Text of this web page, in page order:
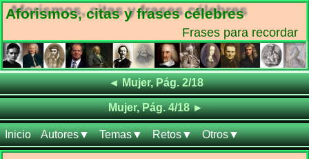
Aforismos, citas y frases célebres
Frases para recordar
◄Frases de
Mujer, Pág. 2/18
Frases de
Mujer, Pág. 4/18►
Inicio Autores▼ Temas▼ Retos▼ Otros▼